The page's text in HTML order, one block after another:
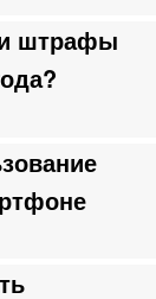
штрафы